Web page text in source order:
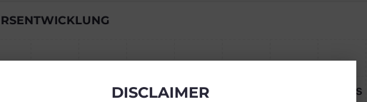
Einfach und kostenlos registrieren, um
DISCLAIMER